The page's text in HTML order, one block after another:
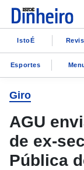
IstoÉ
Esportes
Giro
AGU
de ex-
Pública